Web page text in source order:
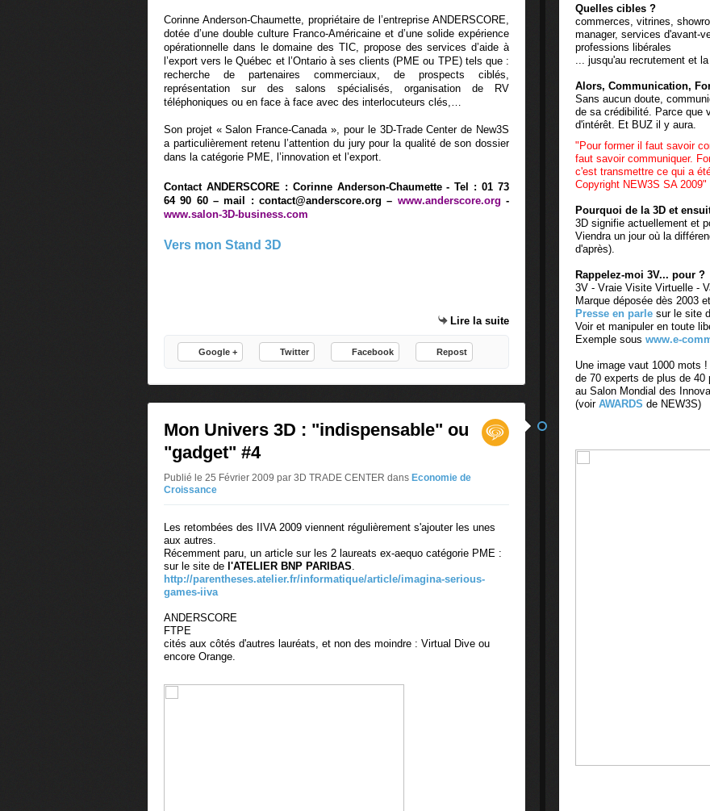
Corinne Anderson-Chaumette, propriétaire de l’entreprise ANDERSCORE,
dotée d’une double culture Franco-Américaine et d’une solide expérience
opérationnelle dans le domaine des TIC, propose des services d’aide à
l’export vers le Québec et l’Ontario à ses clients (PME ou TPE) tels que :
recherche de partenaires commerciaux, de prospects ciblés,
représentation sur des salons spécialisés, organisation de RV
téléphoniques ou en face à face avec des interlocuteurs clés,…
Son projet « Salon France-Canada », pour le 3D-Trade Center de New3S
a particulièrement retenu l’attention du jury pour la qualité de son dossier
dans la catégorie PME, l’innovation et l’export.
Contact ANDERSCORE : Corinne Anderson-Chaumette - Tel : 01 73
64 90 60 – mail : contact@anderscore.org – www.anderscore.org -
www.salon-3D-business.com
Vers mon Stand 3D
Lire la suite
Google + Twitter Facebook Repost
Mon Univers 3D : "indispensable" ou
"gadget" #4
Publié le 25 Février 2009 par 3D TRADE CENTER dans Economie de
Croissance
Les retombées des IIVA 2009 viennent régulièrement s'ajouter les unes
aux autres.
Récemment paru, un article sur les 2 laureats ex-aequo catégorie PME :
sur le site de l'ATELIER BNP PARIBAS.
http://parentheses.atelier.fr/informatique/article/imagina-serious-
games-iiva
ANDERSCORE
FTPE
cités aux côtés d'autres lauréats, et non des moindre : Virtual Dive ou
encore Orange.
Quelles cibles ?
commerces, vitrines,
manager, services d'avant-
professions libérales
... jusqu'au recrutement et
Alors, Communication,
Sans aucun doute,
de sa crédibilité. Parce que
d'intérêt. Et BUZ il y aura.
"Pour former il faut savoir
faut savoir communiquer.
c'est transmettre ce qui a
Copyright NEW3S SA 2009"
Pourquoi de la 3D et
3D signifie actuellement et
Viendra un jour où la
d'après).
Rappelez-moi 3V... pour ?
3V - Vraie Visite Virtuelle -
Marque déposée dès 2003
Presse en parle sur le site
Voir et manipuler en toute
Exemple sous www.e-
Une image vaut 1000 mots
de 70 experts de plus de 40
au Salon Mondial des
(voir AWARDS de NEW3S)